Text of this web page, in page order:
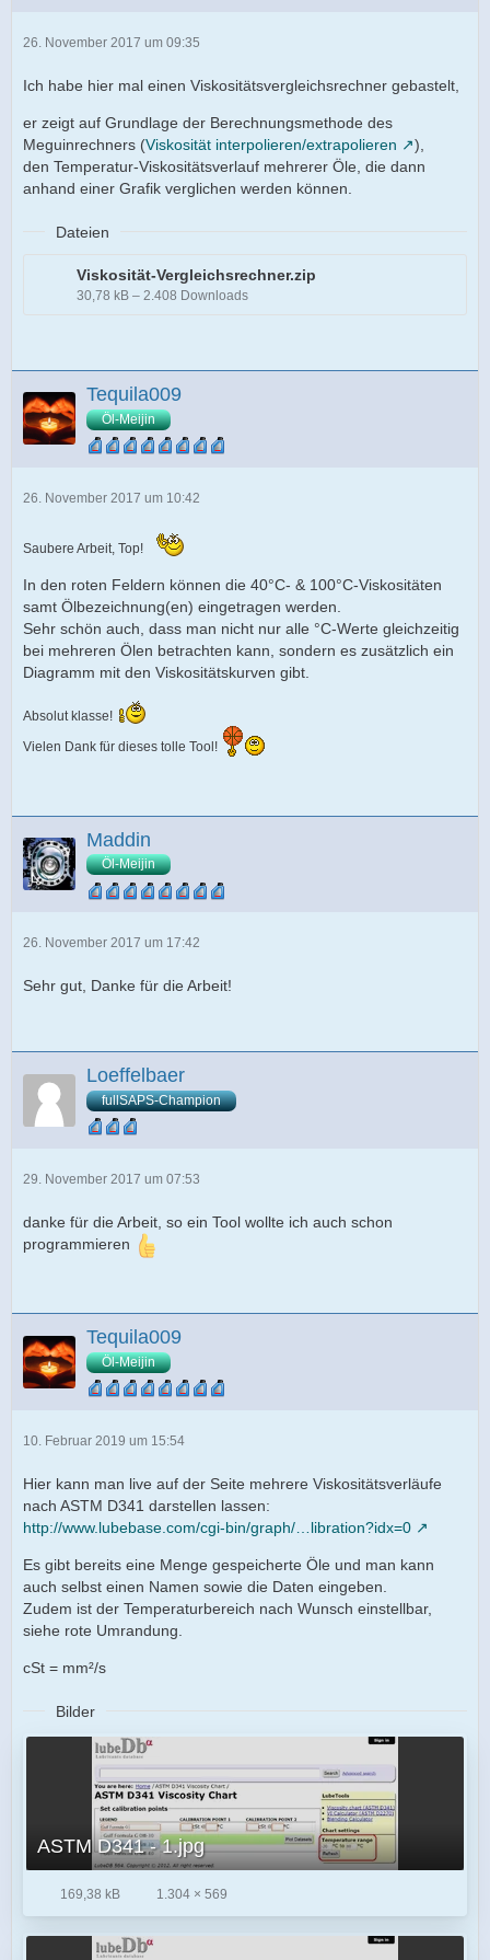
26. November 2017 um 09:35
Ich habe hier mal einen Viskositätsvergleichsrechner gebastelt,
er zeigt auf Grundlage der Berechnungsmethode des
Meguinrechners (Viskosität interpolieren/extrapolieren
),
den Temperatur-Viskositätsverlauf mehrerer Öle, die dann
anhand einer Grafik verglichen werden können.
Dateien
Viskosität-Vergleichsrechner.zip
30,78 kB – 2.408 Downloads
Tequila009
Öl-Meijin
26. November 2017 um 10:42
Saubere Arbeit, Top!
In den roten Feldern können die 40°C- & 100°C-Viskositäten
samt Ölbezeichnung(en) eingetragen werden.
Sehr schön auch, dass man nicht nur alle °C-Werte gleichzeitig
bei mehreren Ölen betrachten kann, sondern es zusätzlich ein
Diagramm mit den Viskositätskurven gibt.
Absolut klasse!
Vielen Dank für dieses tolle Tool!
Maddin
Öl-Meijin
26. November 2017 um 17:42
Sehr gut, Danke für die Arbeit!
Loeffelbaer
fullSAPS-Champion
29. November 2017 um 07:53
danke für die Arbeit, so ein Tool wollte ich auch schon
programmieren
Tequila009
Öl-Meijin
10. Februar 2019 um 15:54
Hier kann man live auf der Seite mehrere Viskositätsverläufe
nach ASTM D341 darstellen lassen:
http://www.lubebase.com/cgi-bin/graph/…libration?idx=0
Es gibt bereits eine Menge gespeicherte Öle und man kann
auch selbst einen Namen sowie die Daten eingeben.
Zudem ist der Temperaturbereich nach Wunsch einstellbar,
siehe rote Umrandung.
cSt = mm²/s
Bilder
ASTM D341 - 1.jpg
169,38 kB 1.304 × 569